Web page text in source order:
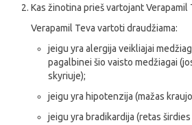
Kas žinotina prieš vartojant Verapamil
Verapamil Teva vartoti draudžiama:
jeigu yra alergija veikliajai
pagalbinei šio vaisto medžiagai
skyriuje);
jeigu yra hipotenzija (mažas
jeigu yra bradikardija (retas širdies